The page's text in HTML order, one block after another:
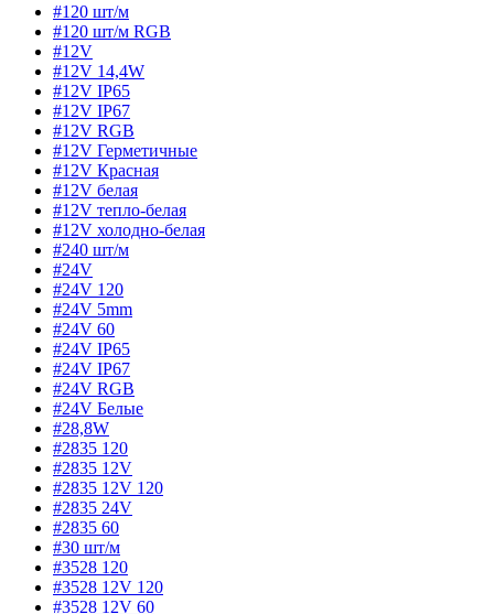
#120 шт/м
#120 шт/м RGB
#12V
#12V 14,4W
#12V IP65
#12V IP67
#12V RGB
#12V Герметичные
#12V Красная
#12V белая
#12V тепло-белая
#12V холодно-белая
#240 шт/м
#24V
#24V 120
#24V 5mm
#24V 60
#24V IP65
#24V IP67
#24V RGB
#24V Белые
#28,8W
#2835 120
#2835 12V
#2835 12V 120
#2835 24V
#2835 60
#30 шт/м
#3528 120
#3528 12V 120
#3528 12V 60